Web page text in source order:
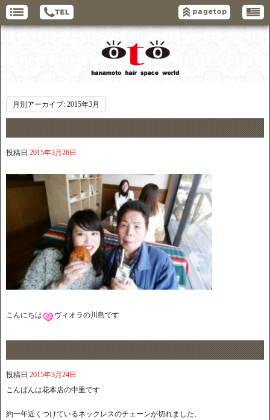
月別アーカイブ: 2015年3月
投稿日 2015年3月26日
こんにちは ヴィオラの川島です
投稿日 2015年3月24日
こんばんは花本店の中里です
約一年近くつけているネックレスのチェーンが切れました、